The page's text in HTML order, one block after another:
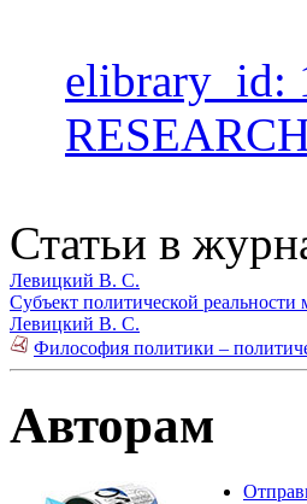
elibrary_id:
Статьи в
Левицкий В. С.
Субъект политической
Левицкий В. С.
Философия политики –
Авторам